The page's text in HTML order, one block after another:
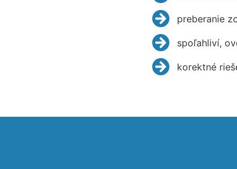
preberanie
spoľahliví,
korektné